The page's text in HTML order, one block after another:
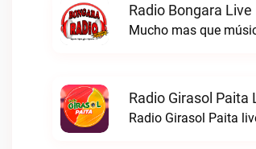
Radio Bongara Live
Mucho mas que
Radio Girasol Paita
Radio Girasol Paita